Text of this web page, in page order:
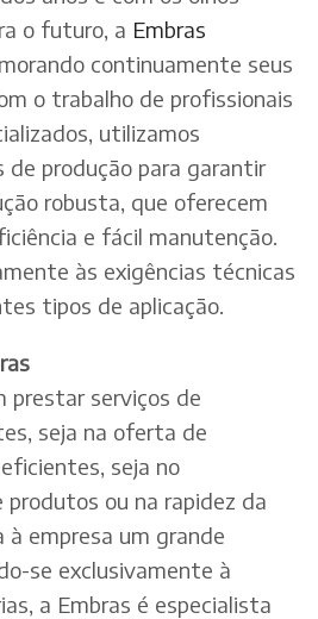
o futuro, a Embras
continuamente seus
o trabalho de profissionais
utilizamos
de produção para garantir
robusta, que oferecem
e fácil manutenção.
às exigências técnicas
tipos de aplicação.
prestar serviços de
seja na oferta de
seja no
ou na rapidez da
à empresa um grande
se exclusivamente à
a Embras é especialista